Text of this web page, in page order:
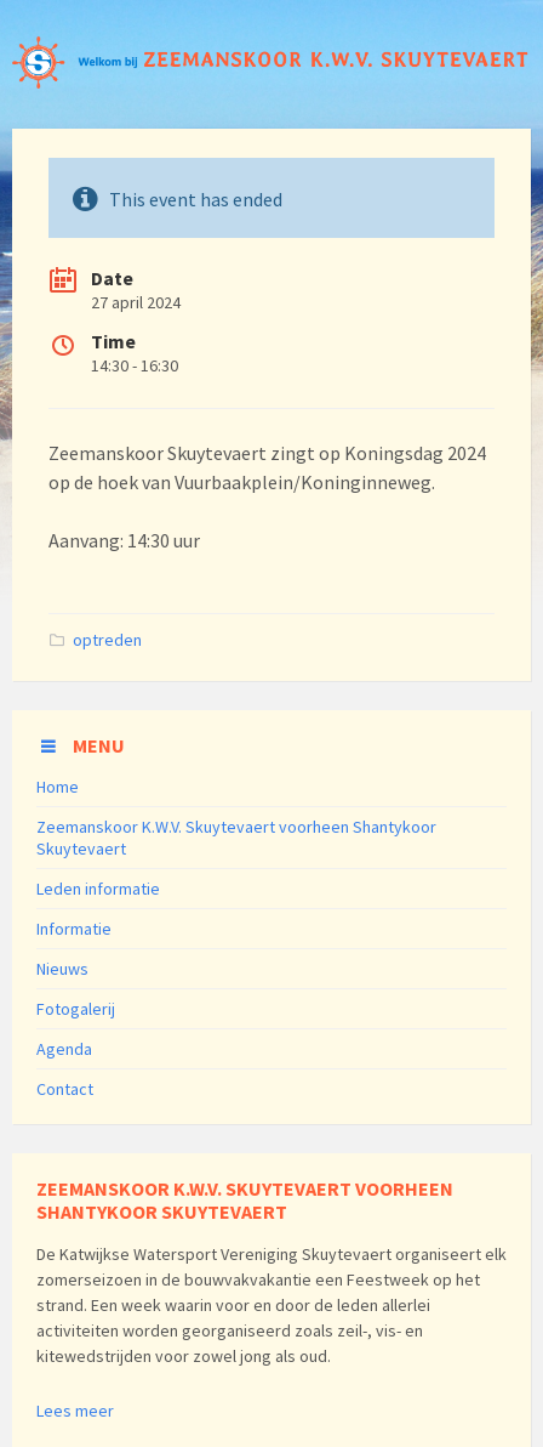
This event has ended
Date
27 april 2024
Time
14:30 - 16:30
Zeemanskoor Skuytevaert zingt op Koningsdag 2024
op de hoek van Vuurbaakplein/Koninginneweg.
Aanvang: 14:30 uur
Categories:
optreden
MENU
Home
Zeemanskoor K.W.V. Skuytevaert voorheen Shantykoor
Skuytevaert
Leden informatie
Informatie
Nieuws
Fotogalerij
Agenda
Contact
ZEEMANSKOOR K.W.V. SKUYTEVAERT VOORHEEN
SHANTYKOOR SKUYTEVAERT
De Katwijkse Watersport Vereniging Skuytevaert organiseert elk
zomerseizoen in de bouwvakvakantie een Feestweek op het
strand. Een week waarin voor en door de leden allerlei
activiteiten worden georganiseerd zoals zeil-, vis- en
kitewedstrijden voor zowel jong als oud.
Lees meer